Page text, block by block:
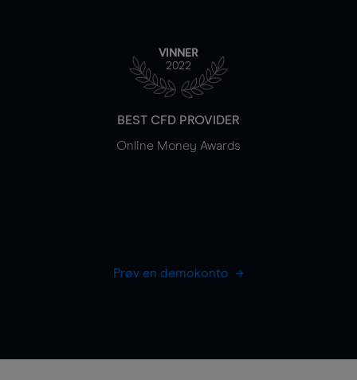
VINNER
2022
BEST CFD PROVIDER
Online Money Awards
Prøv en demokonto